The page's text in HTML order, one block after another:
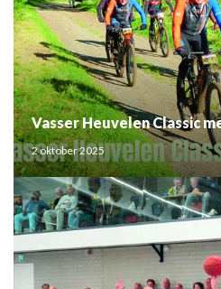
2 oktober 2025